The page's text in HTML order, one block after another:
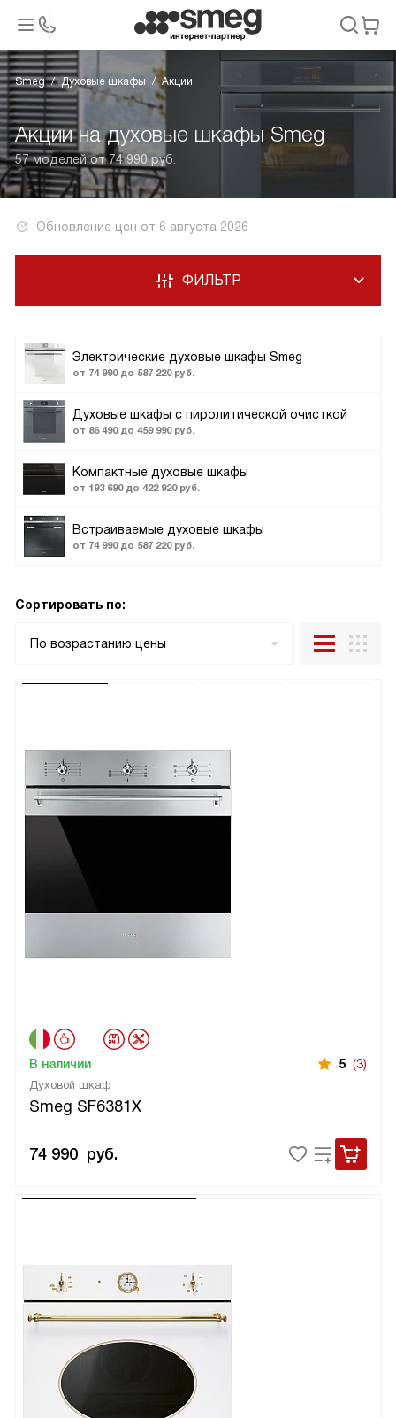
Smeg Духовые шкафы Акции
Акции на духовые шкафы Smeg
57 моделей от 74 990 руб.
Обновление цен от 6 августа 2026
Электрические духовые шкафы Smeg
от 74 990 до 587 220 руб.
Духовые шкафы с пиролитической очисткой
от 86 490 до 459 990 руб.
Компактные духовые шкафы
от 193 690 до 422 920 руб.
Встраиваемые духовые шкафы
от 74 990 до 587 220 руб.
ФИЛЬТР
Сортировать по:
По возрастанию цены
Духовой шкаф
Smeg SF6381X
В наличии 5 (3)
74 990 руб.